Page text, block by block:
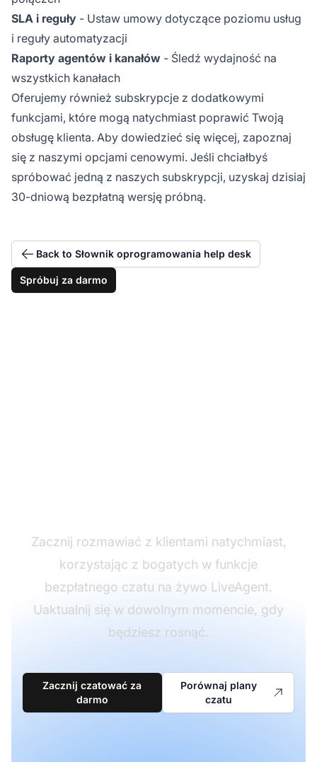
SLA i reguły - Ustaw umowy dotyczące poziomu usług
i reguły automatyzacji
Raporty agentów i kanałów - Śledź wydajność na
wszystkich kanałach
Oferujemy również subskrypcje z dodatkowymi
funkcjami, które mogą natychmiast poprawić Twoją
obsługę klienta. Aby dowiedzieć się więcej, zapoznaj
się z naszymi opcjami cenowymi. Jeśli chciałbyś
spróbować jedną z naszych subskrypcji, uzyskaj dzisiaj
30-dniową bezpłatną wersję próbną.
Back to Słownik oprogramowania help desk
Spróbuj za darmo
Zacznij rozmawiać z klientami natychmiast,
korzystając z bogatych w funkcje
bezpłatnego czatu na żywo LiveAgent.
Uaktualnij się w dowolnym momencie, gdy
będziesz rosnąć.
Zacznij czatować za
darmo
Porównaj plany
czatu